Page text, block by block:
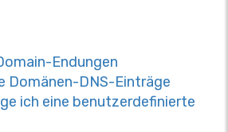
Endungen
Domänen-DNS-Einträge
ich eine benutzerdefinierte